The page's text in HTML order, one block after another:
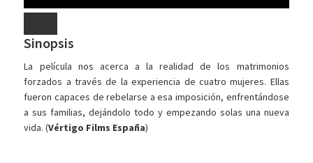
Sinopsis
La película nos acerca a la realidad de los matrimonios
forzados a través de la experiencia de cuatro mujeres. Ellas
fueron capaces de rebelarse a esa imposición, enfrentándose
a sus familias, dejándolo todo y empezando solas una nueva
vida. (Vértigo Films España)